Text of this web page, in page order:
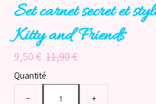
Set carnet secret et
Kitty and Friends
9,50 € 11,90 €
Quantité
− +